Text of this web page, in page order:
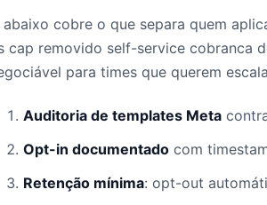
cobre o que separa quem
cap removido self-service cobranca
para times que querem
Auditoria de templates Meta
Opt-in documentado com
Retenção mínima: opt-out